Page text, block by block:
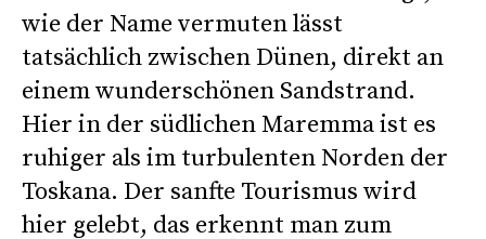
wie der Name vermuten lässt
tatsächlich zwischen Dünen, direkt an
einem wunderschönen Sandstrand.
Hier in der südlichen Maremma ist es
ruhiger als im turbulenten Norden der
Toskana. Der sanfte Tourismus wird
hier gelebt, das erkennt man zum